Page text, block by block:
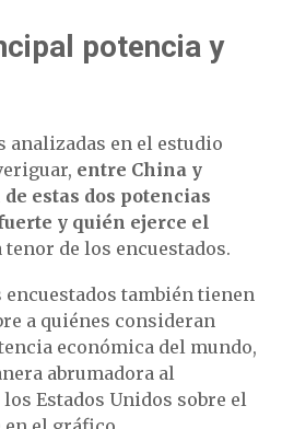
potencia y
analizadas en el estudio
entre China y
de estas dos potencias
y quién ejerce el
tenor de los encuestados.
encuestados también tienen
a quiénes consideran
económica del mundo,
abrumadora al
Estados Unidos sobre el